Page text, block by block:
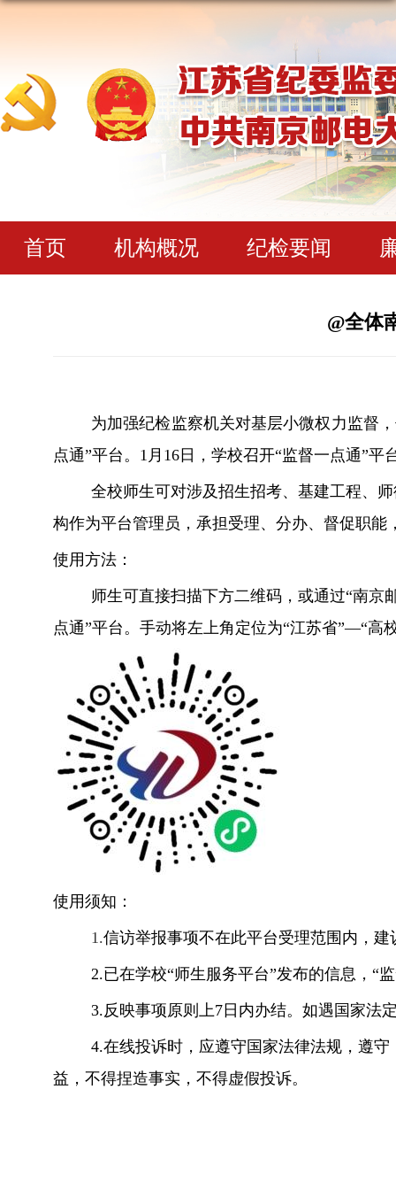
首页 机构概况 纪检要闻
@全体
为加强纪检监察机关对基层小微权力监督
点通”平台。 1 月 16 日，学校召开“监督一点通”
全校师生可对涉及招生招考、基建工程、
构作为平台管理员，承担受理、分办、督促职
使用方法：
师生可直接扫描下方二维码，或通过“南京
点通”平台。手动将左上角定位为“江苏省”—“高
使用须知：
1.信访举报事项不在此平台受理范围内，
2.已在学校“师生服务平台”发布的信息，“
3.反映事项原则上7 日内办结。如遇国家法
4.在线投诉时，应遵守国家法律法规，遵
益，不得捏造事实，不得虚假投诉。